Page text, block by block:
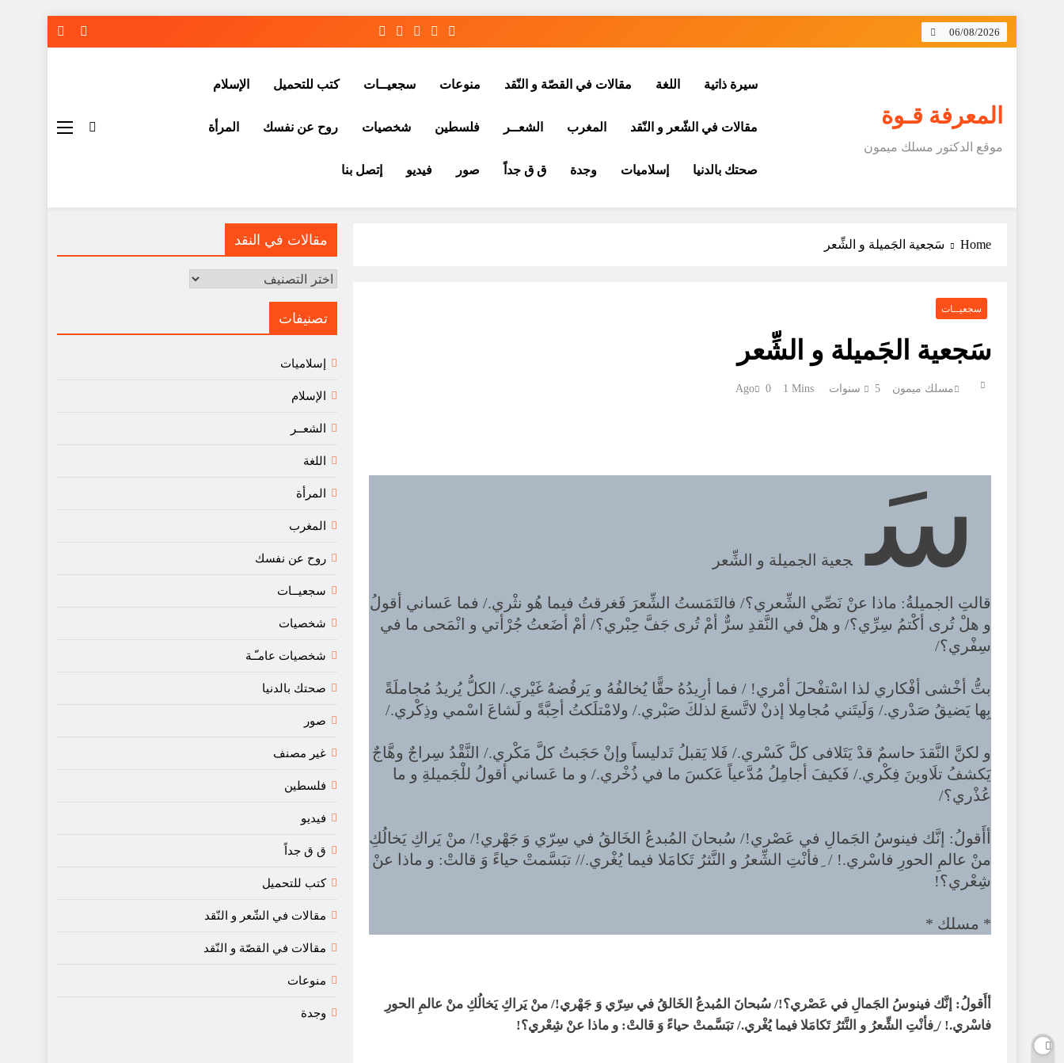
Skip
06/08/2026
المعرفة قـوة
موقع الدكتور مسلك ميمون
سيرة ذاتية اللغة مقالات في القصّة و النّقد منوعات سجعيــات كتب للتحميل الإسلام
مقالات في الشّعر و النّقد المغرب الشعــر فلسطين شخصيات روح عن نفسك المرأة
صحتك بالدنيا إسلاميات وجدة ق ق جداً صور فيديو إتصل بنا
Home سَجعية الجَميلة و الشِّعر
سجعيــات
سَجعية الجَميلة و الشِّعر
مسلك ميمون 5 سنوات Ago 0 1 Mins
سَ جعية الجميلة و الشِّعر
قالتِ الجميلةُ: ماذا عنْ نَصِّي الشِّعري؟/ فالتَمَستُ الشِّعرَ فَغرقتُ فيما هُو نثْري./ فما عَساني أقولُ
و هلْ تُرى أكْتمُ سِرِّي؟/ و هلْ في النَّقدِ سرٌّ أمْ تُرى جَفَّ حِبْري؟/ أمْ أضَعتُ جُرْأتي و انْمَحى ما في
سِفْري؟/
بتُّ أخْشى أفْكاري لذا اسْتفْحلَ أمْري! / فما أرِيدُهُ حقًّا يُخالفُهُ و يَرفُضهُ غَيْري./ الكلُّ يُريدُ مُجاملَةً
بِها يَضيقُ صَدْري./ وَلَيتَني مُجامِلا إذنْ لاتَّسعَ لذلكَ صَبْري./ ولامْتلَكتُ أحِبَّةً و لَشاعَ اسْمي وذِكْري./
و لكنَّ النَّقدَ حاسمٌ قدْ يَتَلافى كلَّ كَسْري./ فَلا يَقبلُ تَدليساً وإنْ حَجَبتُ كلَّ مَكْري./ النَّقْدُ سِراجٌ وهَّاجٌ
يَكشفُ تلَاوينَ فِكْري./ فَكيفَ أجامِلُ مُدَّعياً عَكسَ ما في ذُخْري./ و ما عَساني أقولُ للْجَميلةِ و ما
عُذْري؟/
أأَقولُ: إنَّك فينوسُ الجَمالِ في عَصْري!/ سُبحانَ المُبدعُ الخَالقُ في سِرّي وَ جَهْري!/ منْ يَراكِ يَخالُكِ
منْ عالمِ الحورِ فاسْري.! / ِفأنْتِ الشِّعرُ و النَّثرُ تَكامَلا فيما يُغْري.// تبَسَّمتْ حياءً وَ قالتْ: و ماذا عنْ
شِعْري؟!
* مسلك *
أأَقولُ: إنَّك فينوسُ الجَمالِ في عَصْري؟!/ سُبحانَ المُبدعُ الخَالقُ في سِرّي وَ جَهْري!/ منْ يَراكِ يَخالُكِ منْ عالمِ الحورِ
فاسْري.! / ِفأنْتِ الشِّعرُ و النَّثرُ تَكامَلا فيما يُغْري./ تبَسَّمتْ حياءً وَ قالتْ: و ماذا عنْ شِعْري؟!
مقالات في النقد
مقالات
النقد
تصنيفات
إسلاميات
الإسلام
الشعــر
اللغة
المرأة
المغرب
روح عن نفسك
سجعيــات
شخصيات
شخصيات عامـّـة
صحتك بالدنيا
صور
غير مصنف
فلسطين
فيديو
ق ق جداً
كتب للتحميل
مقالات في الشّعر و النّقد
مقالات في القصّة و النّقد
منوعات
وجدة